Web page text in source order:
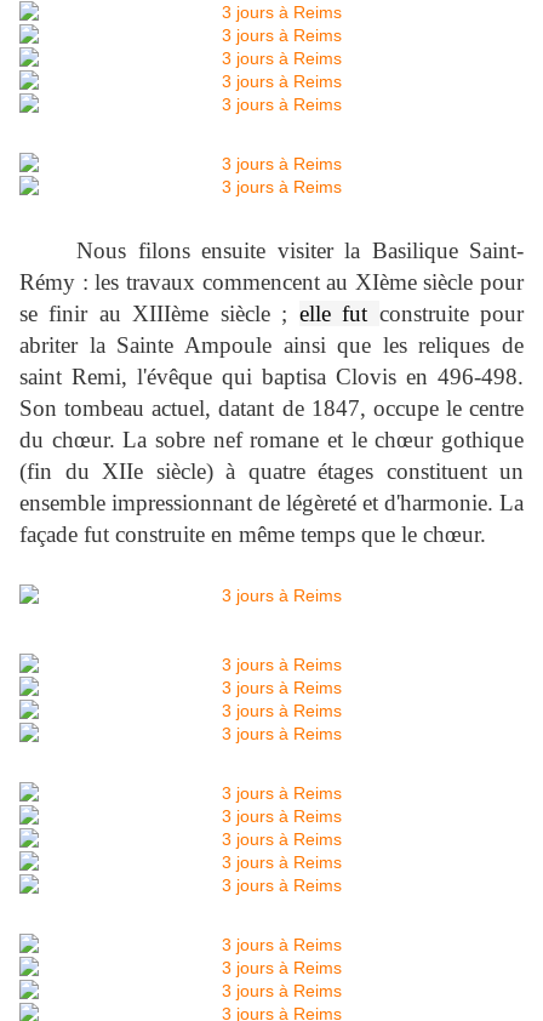
Nous filons ensuite visiter la Basilique Saint-
Rémy : les travaux commencent au XIème siècle pour
se finir au XIIIème siècle ; elle fut construite pour
abriter la Sainte Ampoule ainsi que les reliques de
saint Remi, l'évêque qui baptisa Clovis en 496-498.
Son tombeau actuel, datant de 1847, occupe le centre
du chœur. La sobre nef romane et le chœur gothique
(fin du XIIe siècle) à quatre étages constituent un
ensemble impressionnant de légèreté et d'harmonie. La
façade fut construite en même temps que le chœur.